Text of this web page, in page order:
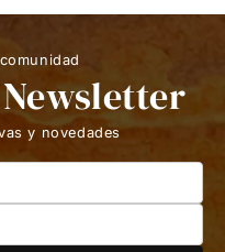
y novedades